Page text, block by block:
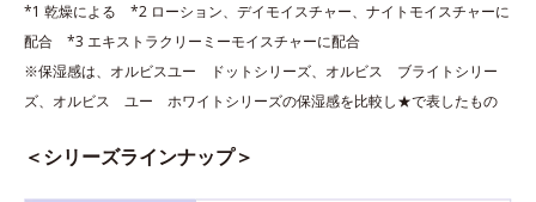
*1 乾燥による *2 ローション、デイモイスチャー、ナイトモイスチャーに
配合 *3 エキストラクリーミーモイスチャーに配合
※保湿感は、オルビスユー ドットシリーズ、オルビス ブライトシリー
ズ、オルビス ユー ホワイトシリーズの保湿感を比較し★で表したもの
＜シリーズラインナップ＞